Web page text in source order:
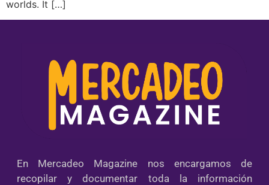
worlds. It […]
En Mercadeo Magazine nos encargamos de
recopilar y documentar toda la información